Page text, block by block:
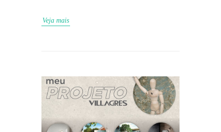
Veja mais